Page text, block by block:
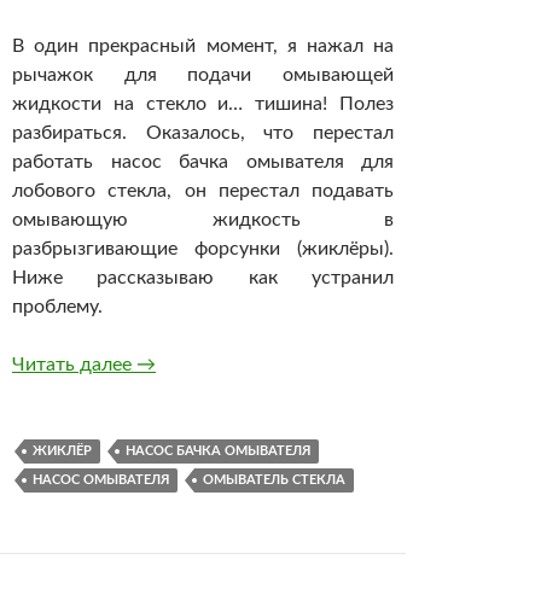
В один прекрасный момент, я нажал на
рычажок для подачи омывающей
жидкости на стекло и… тишина! Полез
разбираться. Оказалось, что перестал
работать насос бачка омывателя для
лобового стекла, он перестал подавать
омывающую жидкость в
разбрызгивающие форсунки (жиклёры).
Ниже рассказываю как устранил
проблему.
Читать далее Перестал работать насос бачка омывателя
→
ЖИКЛЁР НАСОС БАЧКА ОМЫВАТЕЛЯ
НАСОС ОМЫВАТЕЛЯ ОМЫВАТЕЛЬ СТЕКЛА